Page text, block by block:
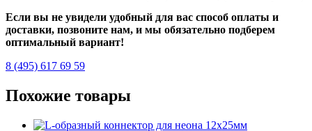
Если вы не увидели удобный для вас способ оплаты и
доставки, позвоните нам, и мы обязательно подберем
оптимальный вариант!
8 (495) 617 69 59
Похожие товары